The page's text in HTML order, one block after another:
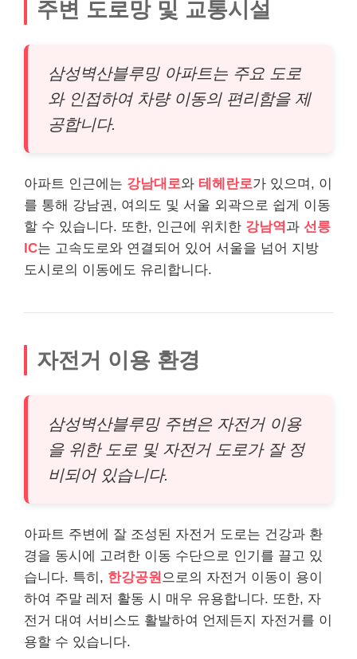
주변 도로망 및 교통시설
삼성벽산블루밍 아파트는 주요 도로
와 인접하여 차량 이동의 편리함을 제
공합니다.
아파트 인근에는 강남대로와 테헤란로가 있으며, 이
를 통해 강남권, 여의도 및 서울 외곽으로 쉽게 이동
할 수 있습니다. 또한, 인근에 위치한 강남역 과 선릉
IC는 고속도로와 연결되어 있어 서울을 넘어 지방
도시로의 이동에도 유리합니다.
자전거 이용 환경
삼성벽산블루밍 주변은 자전거 이용
을 위한 도로 및 자전거 도로가 잘 정
비되어 있습니다.
아파트 주변에 잘 조성된 자전거 도로는 건강과 환
경을 동시에 고려한 이동 수단으로 인기를 끌고 있
습니다. 특히, 한강공원으로의 자전거 이동이 용이
하여 주말 레저 활동 시 매우 유용합니다. 또한, 자
전거 대여 서비스도 활발하여 언제든지 자전거를 이
용할 수 있습니다.